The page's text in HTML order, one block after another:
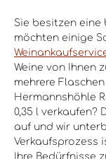
Sie besitzen eine
möchten einige
Weine von Ihnen
mehrere
Hermannshöhle
0,35 l verkaufen?
auf und wir
Verkaufsprozess
Ihre Bedürfnisse